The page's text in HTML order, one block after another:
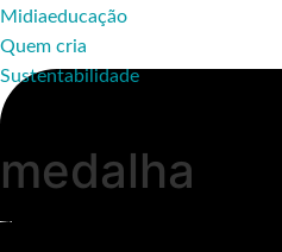
Midiaeducação
Quem cria
Sustentabilidade
medalha